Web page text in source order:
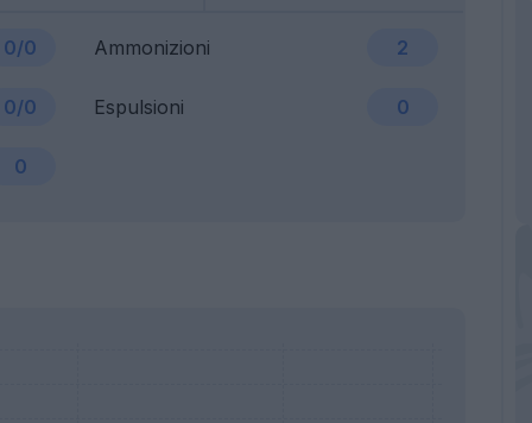
0/0 Ammonizioni 2
0/0 Espulsioni 0
0